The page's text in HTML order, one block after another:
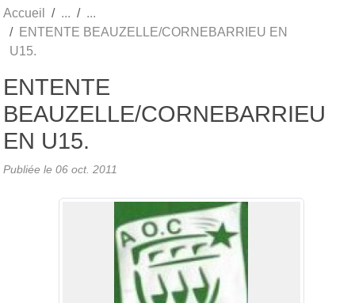
Accueil
ENTENTE BEAUZELLE/CORNEBARRIEU EN
U15.
ENTENTE
BEAUZELLE/CORNEBARRIEU
EN U15.
Publiée le 06 oct. 2011